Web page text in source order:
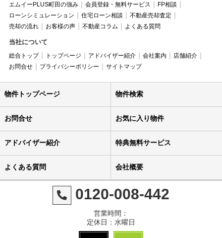
エムイーPLUS町田の強み 会員登録・無料サービス
FP相談
ローンシミュレーション
住宅ローン相談
不動産売却査定
売却の流れ
お客様の声 不動産コラム よくある質問
当社について
総合トップ トップページ アドバイザー紹介 会社案内
店舗紹介
お問合せ
プライバシーポリシー サイトマップ
物件トップページ 物件検索
お問合せ お気に入り物件
アドバイザー紹介 特典無料サービス
よくある質問 会社概要
0120-008-442
営業時間：
定休日：水曜日